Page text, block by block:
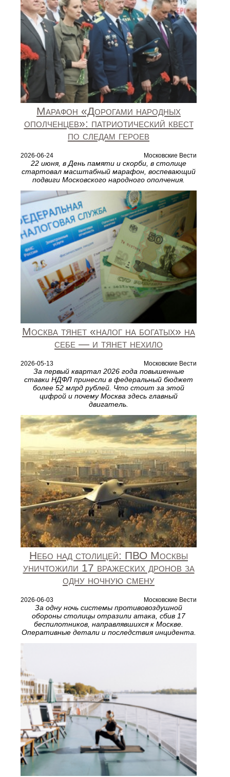
Марафон «Дорогами народных
ополченцев»: патриотический квест
по следам героев
2026-06-24 Московские Вести
22 июня, в День памяти и скорби, в столице
стартовал масштабный марафон, воспевающий
подвиги Московского народного ополчения.
Москва тянет «налог на богатых» на
себе — и тянет нехило
2026-05-13 Московские Вести
За первый квартал 2026 года повышенные
ставки НДФЛ принесли в федеральный бюджет
более 52 млрд рублей. Что стоит за этой
цифрой и почему Москва здесь главный
двигатель.
Небо над столицей: ПВО Москвы
уничтожили 17 вражеских дронов за
одну ночную смену
2026-06-03 Московские Вести
За одну ночь системы противовоздушной
обороны столицы отразили атака, сбив 17
беспилотников, направлявшихся к Москве.
Оперативные детали и последствия инцидента.